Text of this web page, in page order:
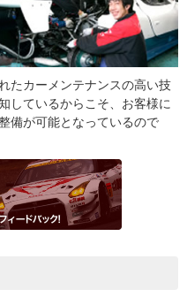
たカーメンテナンスの高い技
しているからこそ、お客様に
備が可能となっているので